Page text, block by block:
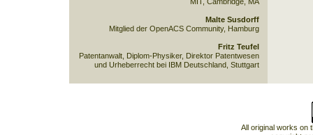
Malte Susdorff
Mitglied der OpenACS Community, Hamburg
Fritz Teufel
Patentanwalt, Diplom-Physiker, Direktor Patentwesen
und Urheberrecht bei IBM Deutschland, Stuttgart
All original works on